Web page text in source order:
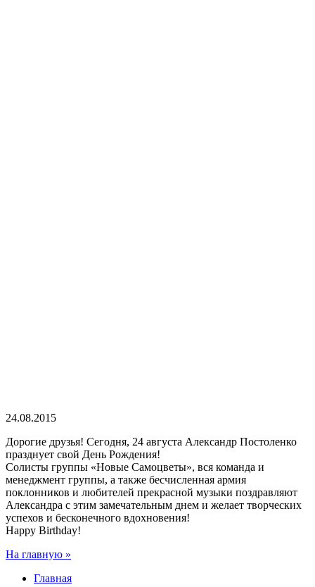
24.08.2015
Дорогие друзья! Сегодня, 24 августа Александр Постоленко
празднует свой День Рождения!
Солисты группы «Новые Самоцветы», вся команда и
менеджмент группы, а также бесчисленная армия
поклонников и любителей прекрасной музыки поздравляют
Александра с этим замечательным днем и желает творческих
успехов и бесконечного вдохновения!
Happy Birthday!
На главную »
Главная